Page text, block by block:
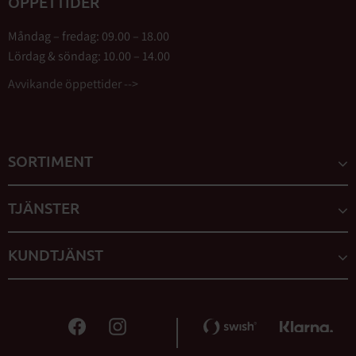
Måndag – fredag: 09.00 – 18.00
Lördag & söndag: 10.00 – 14.00
Avvikande öppettider -->
SORTIMENT
TJÄNSTER
KUNDTJÄNST